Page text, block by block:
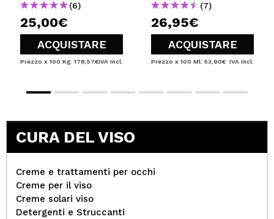
(6)
25,00€
ACQUISTARE
Prezzo x 100 Kg: 178,57€IVA Incl.
(7)
26,95€
ACQUISTARE
Prezzo x 100 Ml: 53,90€ IVA Incl.
CURA DEL VISO
Creme e trattamenti per occhi
Creme per il viso
Creme solari viso
Detergenti e Struccanti